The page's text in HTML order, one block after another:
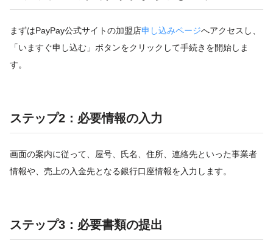
まずはPayPay公式サイトの加盟店申し込みページへアクセスし、
「いますぐ申し込む」ボタンをクリックして手続きを開始しま
す。
ステップ2：必要情報の入力
画面の案内に従って、屋号、氏名、住所、連絡先といった事業者
情報や、売上の入金先となる銀行口座情報を入力します。
ステップ3：必要書類の提出